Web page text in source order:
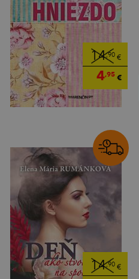
14,90€
4,95€
14,90€